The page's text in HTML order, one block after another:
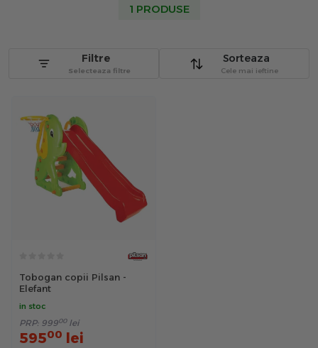
1 PRODUSE
Sorteaza
Cele mai ieftine
Filtre
Selecteaza filtre
Tobogan copii Pilsan -
Elefant
in stoc
PRP: 99900 lei
59500 lei